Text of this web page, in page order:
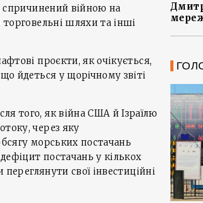
спричинений війною на
шляхи та інші
проєкти, як очікується,
йдеться у щорічному звіті
того, як війна США й Ізраїлю
через яку
морських постачань
постачань у кількох
свої інвестиційні